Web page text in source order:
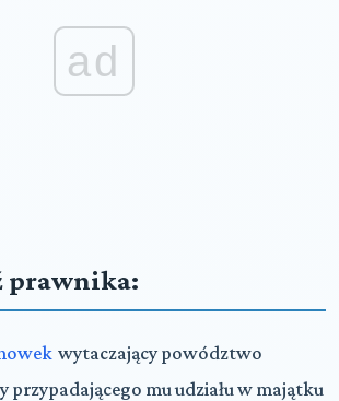
ad
prawnika:
wytaczający powództwo
przypadającego mu udziału w majątku